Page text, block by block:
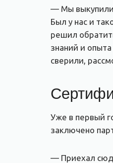
— Мы выкупили
Был у нас и
решил
знаний и
сверили,
Уже в первый
заключено
— Приехал